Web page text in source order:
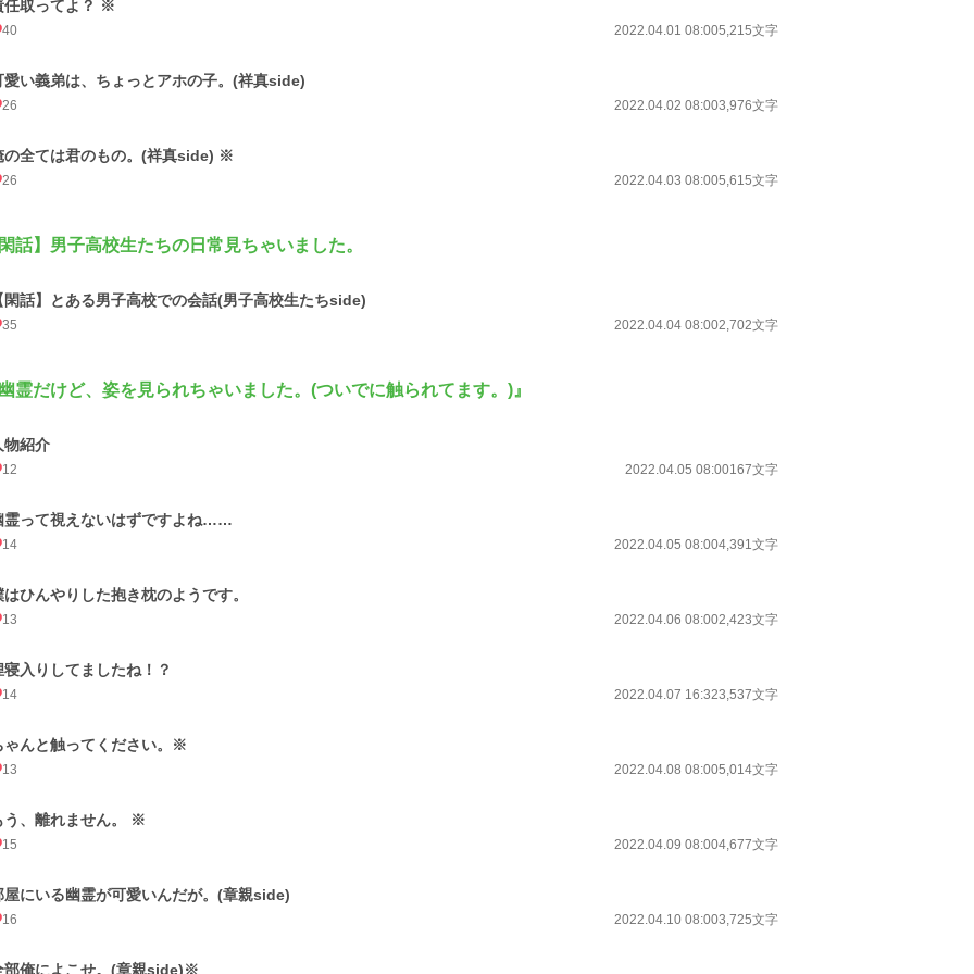
任取ってよ？ ※
40 2022.04.01 08:005,215文字
愛い義弟は、ちょっとアホの子。(祥真side)
26 2022.04.02 08:003,976文字
の全ては君のもの。(祥真side) ※
26 2022.04.03 08:005,615文字
話】男子高校生たちの日常見ちゃいました。
閑話】とある男子高校での会話(男子高校生たちside)
35 2022.04.04 08:002,702文字
霊だけど、姿を見られちゃいました。(ついでに触られてます。)』
物紹介
12 2022.04.05 08:00167文字
霊って視えないはずですよね……
14 2022.04.05 08:004,391文字
はひんやりした抱き枕のようです。
13 2022.04.06 08:002,423文字
寝入りしてましたね！？
14 2022.04.07 16:323,537文字
ゃんと触ってください。※
13 2022.04.08 08:005,014文字
う、離れません。 ※
15 2022.04.09 08:004,677文字
屋にいる幽霊が可愛いんだが。(章親side)
16 2022.04.10 08:003,725文字
部俺によこせ。(章親side)※